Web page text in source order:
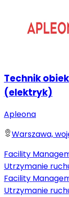
Technik
(elektryk)
Apleona
Warszawa,
Facility
Utrzymanie
Facility
Utrzymanie